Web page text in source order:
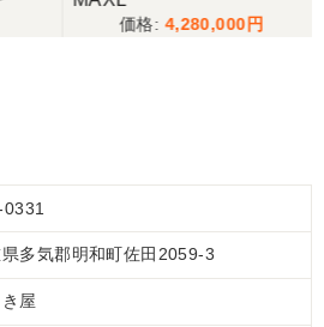
4,280,000
多気郡明和町佐田2059-3
屋